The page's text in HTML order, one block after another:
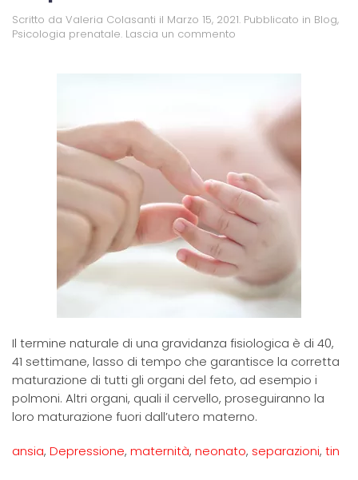
Scritto da Valeria Colasanti il Marzo 15, 2021. Pubblicato in Blog,
Psicologia prenatale. Lascia un commento
Il termine naturale di una gravidanza fisiologica è di 40,
41 settimane, lasso di tempo che garantisce la corretta
maturazione di tutti gli organi del feto, ad esempio i
polmoni. Altri organi, quali il cervello, proseguiranno la
loro maturazione fuori dall’utero materno.
ansia, Depressione, maternità, neonato, separazioni, tin